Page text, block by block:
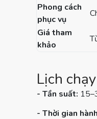
Phong cách
phục vụ
Giá tham
khảo
Lịch
- Tần suất:
- Thời gian